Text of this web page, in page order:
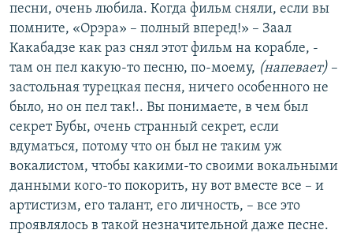
песни, очень любила. Когда фильм сняли, если вы
помните, «Орэра» – полный вперед!» – Заал
Какабадзе как раз снял этот фильм на корабле, -
там он пел какую-то песню, по-моему, (напевает) –
застольная турецкая песня, ничего особенного не
было, но он пел так!.. Вы понимаете, в чем был
секрет Бубы, очень странный секрет, если
вдуматься, потому что он был не таким уж
вокалистом, чтобы какими-то своими вокальными
данными кого-то покорить, ну вот вместе все – и
артистизм, его талант, его личность, – все это
проявлялось в такой незначительной даже песне.